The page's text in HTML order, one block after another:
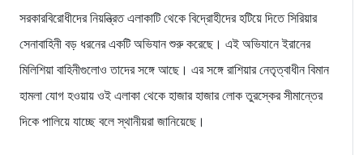
সরকারবিরোধীদের নিয়ন্ত্রিত এলাকাটি থেকে বিদ্রোহীদের হটিয়ে দিতে সিরিয়ার
সেনাবাহিনী বড় ধরনের একটি অভিযান শুরু করেছে। এই অভিযানে ইরানের
মিলিশিয়া বাহিনীগুলোও তাদের সঙ্গে আছে। এর সঙ্গে রাশিয়ার নেতৃত্বাধীন বিমান
হামলা যোগ হওয়ায় ওই এলাকা থেকে হাজার হাজার লোক তুরস্কের সীমান্তের
দিকে পালিয়ে যাচ্ছে বলে স্থানীয়রা জানিয়েছে।